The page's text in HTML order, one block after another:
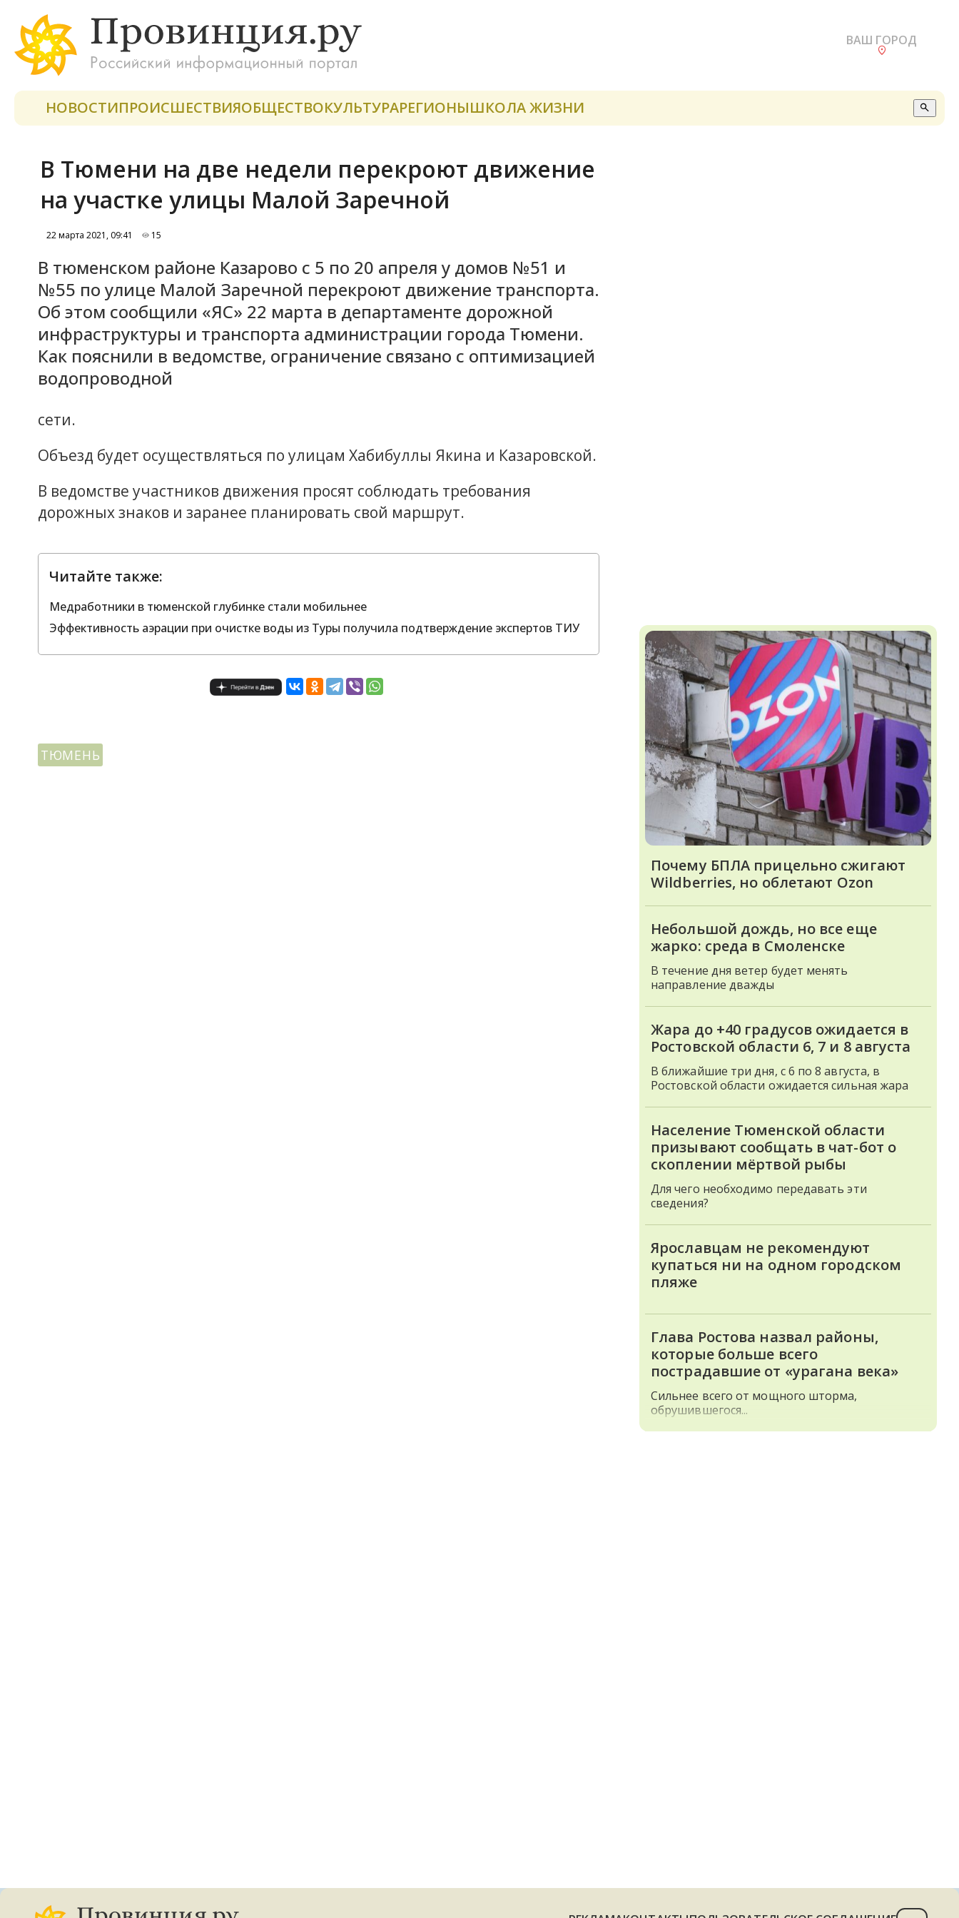
ВАШ ГОРОД
НОВОСТИПРОИСШЕСТВИЯОБЩЕСТВОКУЛЬТУРАРЕГИОНЫШКОЛА ЖИЗНИ
В Тюмени на две недели перекроют движение
на участке улицы Малой Заречной
22 марта 2021, 09:41 15
В тюменском районе Казарово с 5 по 20 апреля у домов №51 и
№55 по улице Малой Заречной перекроют движение транспорта.
Об этом сообщили «ЯС» 22 марта в департаменте дорожной
инфраструктуры и транспорта администрации города Тюмени.
Как пояснили в ведомстве, ограничение связано с оптимизацией
водопроводной
сети.
Объезд будет осуществляться по улицам Хабибуллы Якина и Казаровской.
В ведомстве участников движения просят соблюдать требования
дорожных знаков и заранее планировать свой маршрут.
Читайте также:
Медработники в тюменской глубинке стали мобильнее
Эффективность аэрации при очистке воды из Туры получила подтверждение экспертов ТИУ
ТЮМЕНЬ
Почему БПЛА прицельно сжигают
Wildberries, но облетают Ozon
Небольшой дождь, но все еще
жарко: среда в Смоленске
В течение дня ветер будет менять
направление дважды
Жара до +40 градусов ожидается в
Ростовской области 6, 7 и 8 августа
В ближайшие три дня, с 6 по 8 августа, в
Ростовской области ожидается сильная жара
Население Тюменской области
призывают сообщать в чат-бот о
скоплении мёртвой рыбы
Для чего необходимо передавать эти
сведения?
Ярославцам не рекомендуют
купаться ни на одном городском
пляже
Глава Ростова назвал районы,
которые больше всего
пострадавшие от «урагана века»
Сильнее всего от мощного шторма,
обрушившегося...